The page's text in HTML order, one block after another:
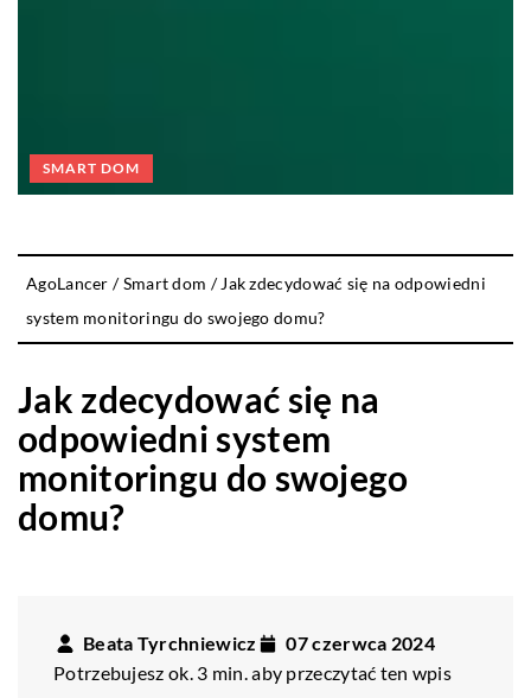
SMART DOM
AgoLancer /Smart dom / Jak zdecydować się na odpowiedni
system monitoringu do swojego domu?
Jak zdecydować się na
odpowiedni system
monitoringu do swojego
domu?
Beata Tyrchniewicz
07 czerwca 2024
Potrzebujesz ok. 3 min. aby przeczytać ten wpis